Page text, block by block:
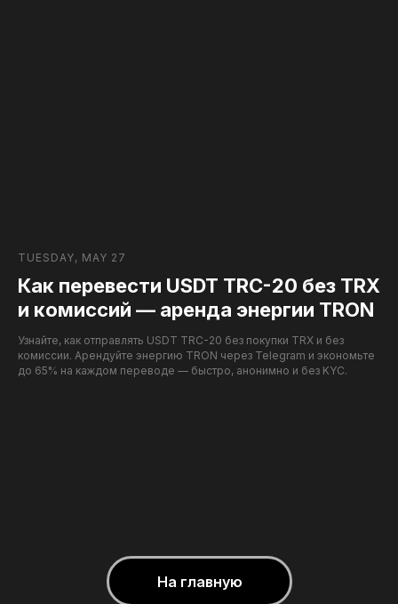
TUESDAY, MAY 27
Как перевести USDT TRC-20 без TRX
и комиссий — аренда энергии TRON
Узнайте, как отправлять USDT TRC-20 без покупки TRX и без
комиссии. Арендуйте энергию TRON через Telegram и экономьте
до 65% на каждом переводе — быстро, анонимно и без KYC.
На главную